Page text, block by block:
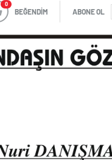
0
BEĞENDİM ABONE OL